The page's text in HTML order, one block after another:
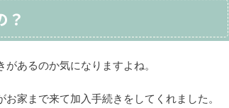
？
あるのか気になりますよね。
家まで来て加入手続きをしてくれました。